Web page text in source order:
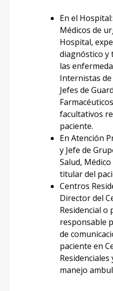
En el
Médicos de
Hospital,
diagnóstico y
las
Internistas
Jefes de
facultativos
paciente.
En Atención
y Jefe de
Salud, Médico
titular del
Centros
Director del
Residencial o
responsable
de
paciente en
manejo